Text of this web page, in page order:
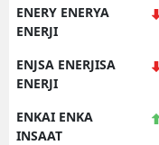
ENERY ENERYA
ENERJI
ENJSA ENERJISA
ENERJI
ENKAI ENKA
INSAAT